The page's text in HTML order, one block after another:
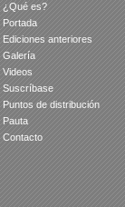
¿Qué es?
Portada
Ediciones anteriores
Galería
Videos
Suscríbase
Puntos de distribución
Pauta
Contacto